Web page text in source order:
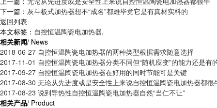
下一篇： 灰斗板式加热器想不“成名”都难毕竟它是有真材实料的
返回列表
本文标签： 自控恒温陶瓷电加热器,
相关新闻/ News
2018-06-27 自控恒温陶瓷电加热器的两种类型根据需求随意选择
2017-11-01 自控恒温陶瓷电加热器分类不同但“随机应变”的能力还是有
2017-09-27 自控恒温陶瓷电加热器在好用的同时节能可是关键
2017-08-30 无论从先进度或是安全性上来说自控恒温陶瓷电加热器都很
2017-08-23 说到导热性自控恒温陶瓷电加热器自然“当仁不让”
相关产品/ Product